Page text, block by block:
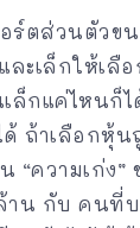
ร์ตส่วนตัวขน
ะเล็กให้เลือ
ล็กแค่ไหนก็
ถ้าเลือกหุ้น
“ความเก่ง”
าน กับ คนที่